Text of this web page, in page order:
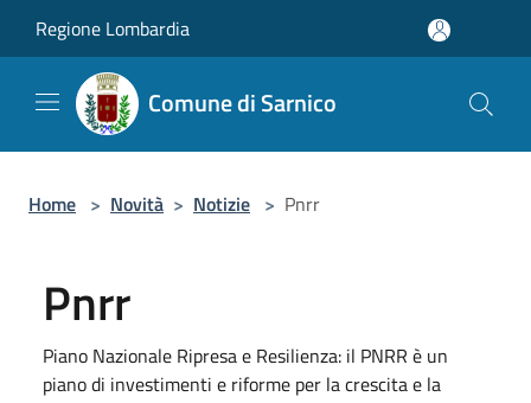
Regione Lombardia
Comune di Sarnico
Home > Novità > Notizie > Pnrr
Pnrr
Piano Nazionale Ripresa e Resilienza: il PNRR è un
piano di investimenti e riforme per la crescita e la